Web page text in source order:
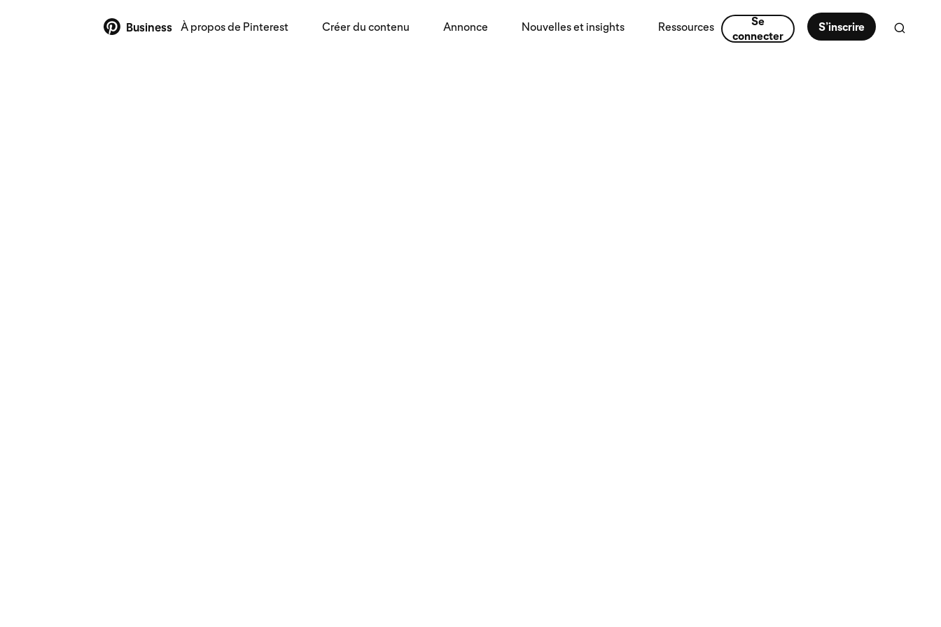
Business À propos de Pinterest Créer du contenu Annonce Nouvelles et insights Ressources
Se
connecter
S’inscrire